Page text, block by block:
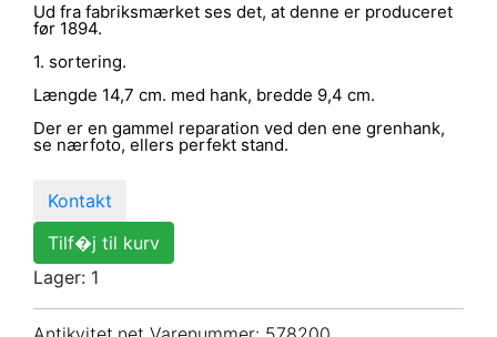
Ud fra fabriksmærket ses det, at denne er produceret
før 1894.
1. sortering.
Længde 14,7 cm. med hank, bredde 9,4 cm.
Der er en gammel reparation ved den ene grenhank,
se nærfoto, ellers perfekt stand.
Kontakt
Tilf�j til kurv
Lager: 1